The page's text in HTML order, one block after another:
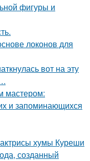
фигуры и
локонов для
вот на эту
мастером:
и запоминающихся
хумы Куреши
созданный